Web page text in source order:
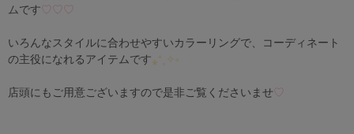
ムです♡♡♡
いろんなスタイルに合わせやすいカラーリングで、コーディネート
の主役になれるアイテムです⁎⁺˳✧༚
店頭にもご用意ございますので是非ご覧くださいませ♡